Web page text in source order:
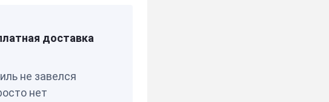
ЮЖ.КОРЕЯ
доставка
не завелся
нет